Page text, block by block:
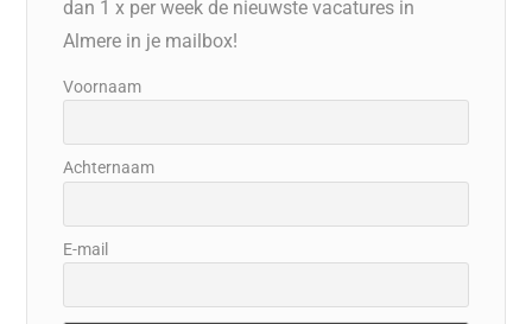
dan 1 x per week de nieuwste vacatures in
Almere in je mailbox!
Voornaam
Achternaam
E-mail